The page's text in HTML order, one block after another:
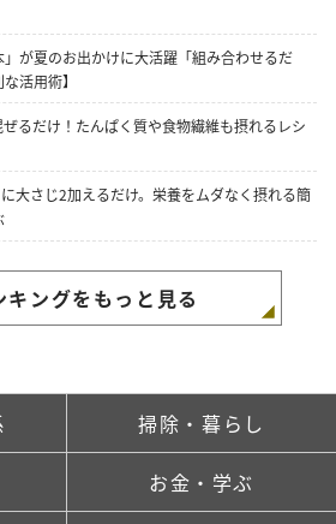
が夏のお出かけに大活躍「組み合わせるだ
活用術】
るだけ！たんぱく質や食物繊維も摂れるレシ
大さじ2加えるだけ。栄養をムダなく摂れる簡
キングをもっと見る
掃除・暮らし
お金・学ぶ